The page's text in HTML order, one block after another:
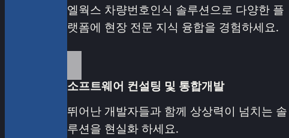
엘웍스 차량번호인식 솔루션으로 다양한 플
랫폼에 현장 전문 지식 융합을 경험하세요.
소프트웨어 컨설팅 및 통합개발
뛰어난 개발자들과 함께 상상력이 넘치는 솔
루션을 현실화 하세요.